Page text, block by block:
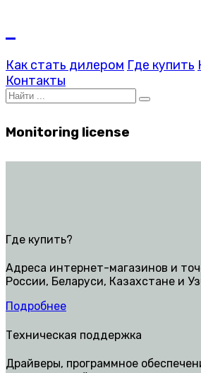
Как стать дилером Где купить
Контакты
Monitoring license
Где купить?
Адреса интернет-магазинов и
России, Беларуси, Казахстане и
Подробнее
Техническая поддержка
Драйверы, программное